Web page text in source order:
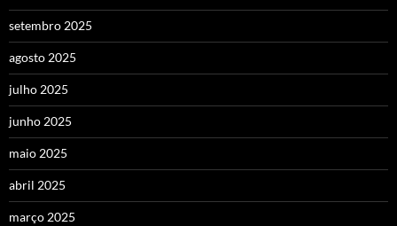
setembro 2025
agosto 2025
julho 2025
junho 2025
maio 2025
abril 2025
março 2025